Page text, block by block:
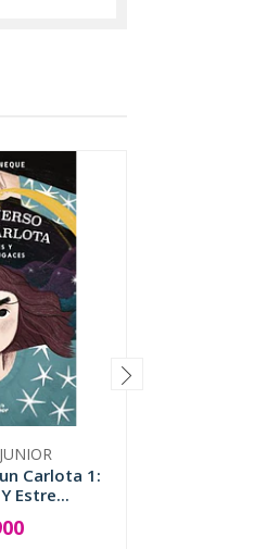
Carlota 1:
Estre...
+